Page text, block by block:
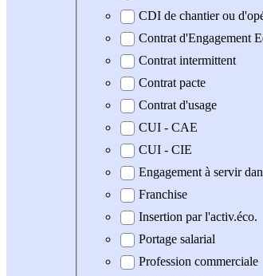
CDI de chantier ou
Contrat d'Engagement
Contrat intermittent
Contrat pacte
Contrat d'usage
CUI - CAE
CUI - CIE
Engagement à servir
Franchise
Insertion par l'activ.éco.
Portage salarial
Profession commerciale